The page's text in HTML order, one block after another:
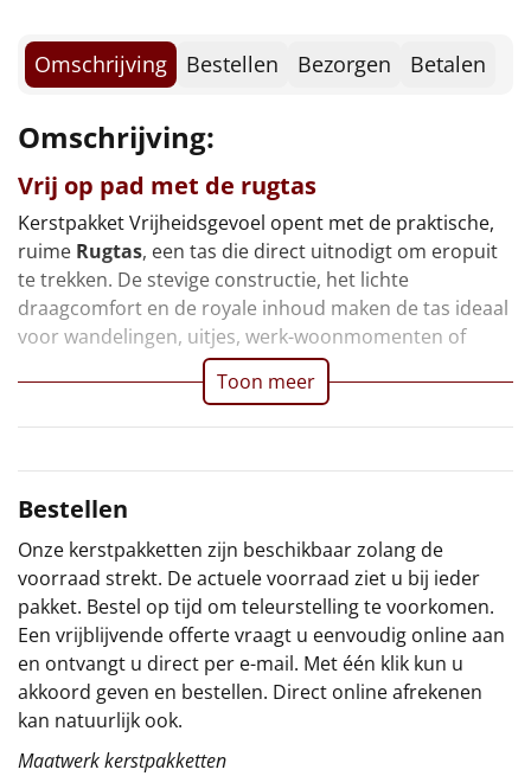
Noodradio NIEUW
Deken (fleece plaid)
Alle artikelen
Overige
Ideeën
Personeel
Particulier
Kerstgeschenken 2026
Relatiegeschenken
Cadeaubon
Per stuk
Omschrijving Bestellen Bezorgen Betalen
Omschrijving:
Vrij op pad met de rugtas
Kerstpakket Vrijheidsgevoel opent met de praktische,
ruime Rugtas, een tas die direct uitnodigt om eropuit
te trekken. De stevige constructie, het lichte
draagcomfort en de royale inhoud maken de tas ideaal
voor wandelingen, uitjes, werk-woonmomenten of
Toon meer
Bestellen
Onze kerstpakketten zijn beschikbaar zolang de
voorraad strekt. De actuele voorraad ziet u bij ieder
pakket. Bestel op tijd om teleurstelling te voorkomen.
Een vrijblijvende offerte vraagt u eenvoudig online aan
en ontvangt u direct per e-mail. Met één klik kun u
akkoord geven en bestellen. Direct online afrekenen
kan natuurlijk ook.
Maatwerk kerstpakketten